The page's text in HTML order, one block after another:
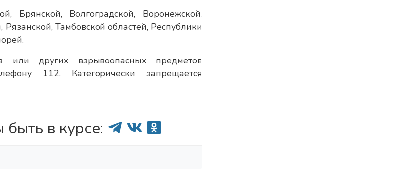
Брянской, Волгоградской, Воронежской,
Тамбовской областей, Республики
или других взрывоопасных предметов
112. Категорически запрещается
в курсе: